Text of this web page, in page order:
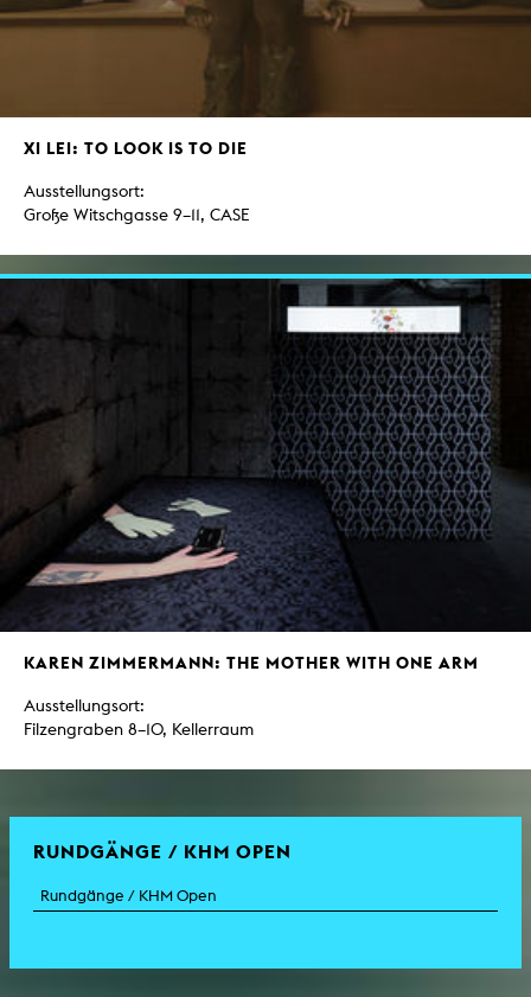
XI LEI: TO LOOK IS TO DIE
Ausstellungsort:
Große Witschgasse 9–11, CASE
KAREN ZIMMERMANN: THE MOTHER WITH ONE ARM
Ausstellungsort:
Filzengraben 8–10, Kellerraum
RUNDGÄNGE / KHM OPEN
Rundgänge / KHM Open